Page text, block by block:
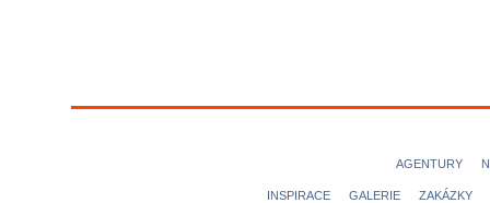
AGENTURY
INSPIRACE GALERIE ZAKÁZKY